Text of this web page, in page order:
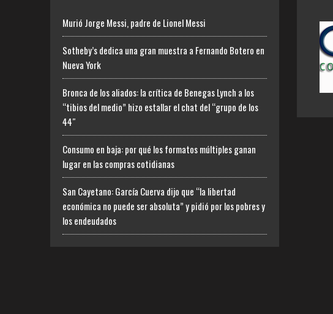
Murió Jorge Messi, padre de Lionel Messi
Sotheby’s dedica una gran muestra a Fernando Botero en
Nueva York
Bronca de los aliados: la crítica de Benegas Lynch a los
“tibios del medio” hizo estallar el chat del “grupo de los
44″
Consumo en baja: por qué los formatos múltiples ganan
lugar en las compras cotidianas
San Cayetano: García Cuerva dijo que “la libertad
económica no puede ser absoluta” y pidió por los pobres y
los endeudados